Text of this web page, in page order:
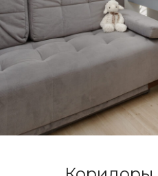
Время начать
уникальное
вместе!
Бесплатная